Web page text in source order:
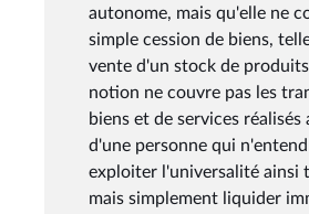
autonome, mais qu'elle ne
simple cession de biens,
vente d'un stock de
notion ne couvre pas les
biens et de services
d'une personne qui
exploiter l'universalité ainsi
mais simplement liquider